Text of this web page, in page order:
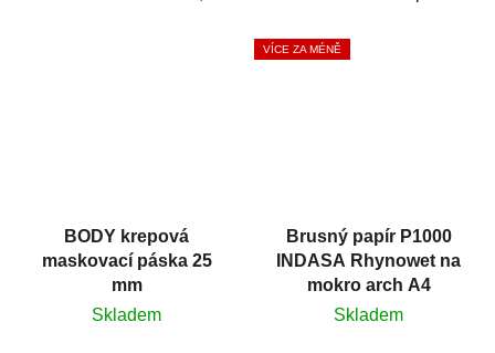
vrchních...
BODY krepová
maskovací páska 25
mm
Skladem
VÍCE ZA MÉNĚ
Brusný papír P1000
INDASA Rhynowet na
mokro arch A4
Skladem